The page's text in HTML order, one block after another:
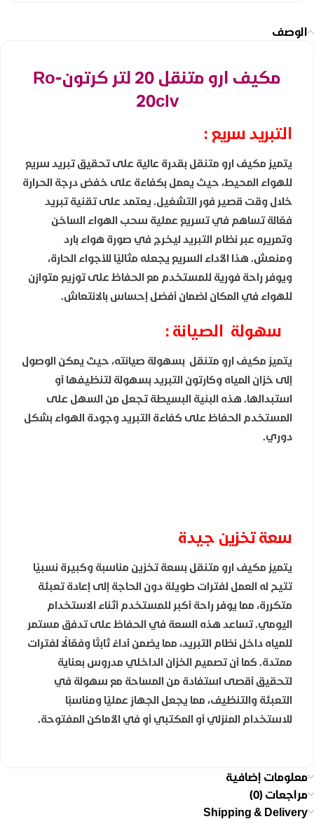
الوصف
مكيف ارو متنقل 20 لتر كرتون
Ro-
20clv
التبريد سريع :
يتميز مكيف ارو متنقل بقدرة عالية على تحقيق تبريد سريع
للهواء المحيط، حيث يعمل بكفاءة على خفض درجة الحرارة
خلال وقت قصير فور التشغيل. يعتمد على تقنية تبريد
فعّالة تساهم في تسريع عملية سحب الهواء الساخن
وتمريره عبر نظام التبريد ليخرج في صورة هواء بارد
ومنعش. هذا الأداء السريع يجعله مثاليًا للأجواء الحارة،
ويوفر راحة فورية للمستخدم مع الحفاظ على توزيع متوازن
للهواء في المكان لضمان أفضل إحساس بالانتعاش.
سهولة الصيانة :
يتميز مكيف ارو متنقل بسهولة صيانته، حيث يمكن الوصول
إلى خزان المياه وكارتون التبريد بسهولة لتنظيفها أو
استبدالها. هذه البنية البسيطة تجعل من السهل على
المستخدم الحفاظ على كفاءة التبريد وجودة الهواء بشكل
دوري.
سعة تخزين جيدة
يتميز مكيف ارو متنقل بسعة تخزين مناسبة وكبيرة نسبيًا
تتيح له العمل لفترات طويلة دون الحاجة إلى إعادة تعبئة
متكررة، مما يوفر راحة أكبر للمستخدم أثناء الاستخدام
اليومي. تساعد هذه السعة في الحفاظ على تدفق مستمر
للمياه داخل نظام التبريد، مما يضمن أداءً ثابتًا وفعّالًا لفترات
ممتدة. كما أن تصميم الخزان الداخلي مدروس بعناية
لتحقيق أقصى استفادة من المساحة مع سهولة في
التعبئة والتنظيف، مما يجعل الجهاز عمليًا ومناسبًا
للاستخدام المنزلي أو المكتبي أو في الأماكن المفتوحة.
معلومات إضافية
مراجعات (0)
Shipping & Delivery